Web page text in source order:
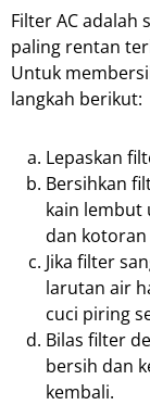
Filter AC adalah
paling rentan
Untuk
langkah berikut:
Lepaskan
Bersihkan
kain lembut
dan kotoran
Jika filter
larutan air
cuci piring
Bilas filter
bersih dan
kembali.